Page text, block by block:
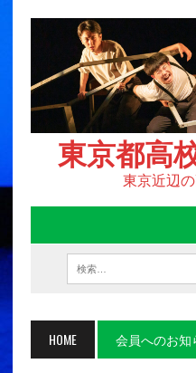
東京都高
東京近辺
HOME 会員へのお知